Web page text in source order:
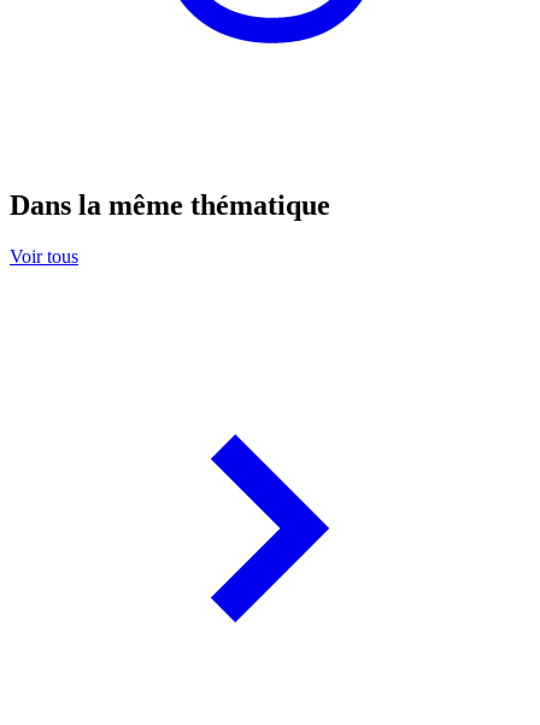
Dans la même thématique
Voir tous